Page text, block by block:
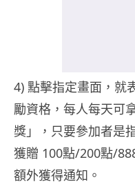
4) 點擊指定畫面，就
勵資格，每人每天可
獎」，只要參加者是
獲贈 100點/200點/
額外獲得通知。